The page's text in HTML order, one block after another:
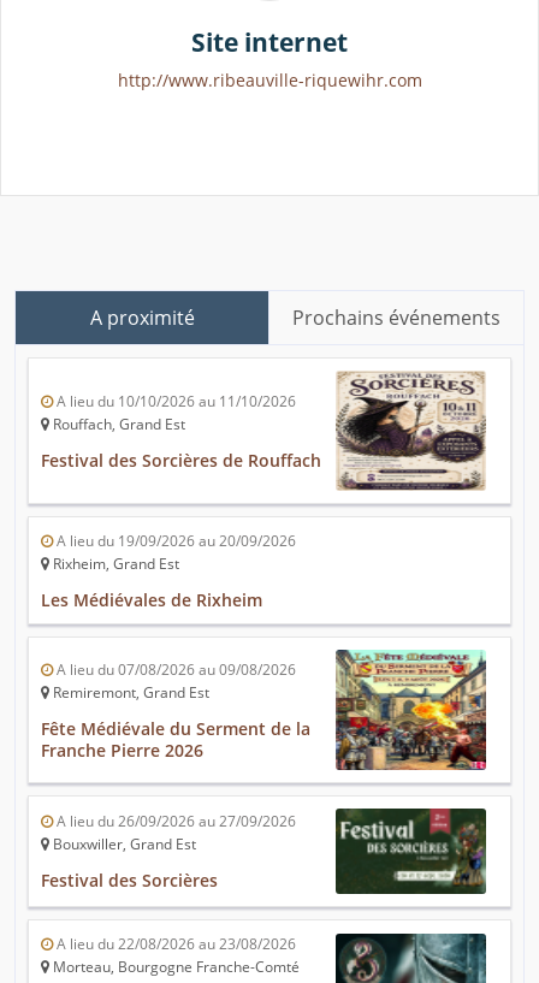
Site internet
http://www.ribeauville-riquewihr.com
A proximité Prochains événements
A lieu du 10/10/2026 au 11/10/2026
Rouffach, Grand Est
Festival des Sorcières de Rouffach
A lieu du 19/09/2026 au 20/09/2026
Rixheim, Grand Est
Les Médiévales de Rixheim
A lieu du 07/08/2026 au 09/08/2026
Remiremont, Grand Est
Fête Médiévale du Serment de la
Franche Pierre 2026
A lieu du 26/09/2026 au 27/09/2026
Bouxwiller, Grand Est
Festival des Sorcières
A lieu du 22/08/2026 au 23/08/2026
Morteau, Bourgogne Franche-Comté